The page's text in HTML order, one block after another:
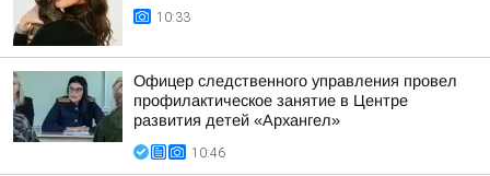
10:33
Офицер следственного управления провел
профилактическое занятие в Центре
развития детей «Архангел»
10:46